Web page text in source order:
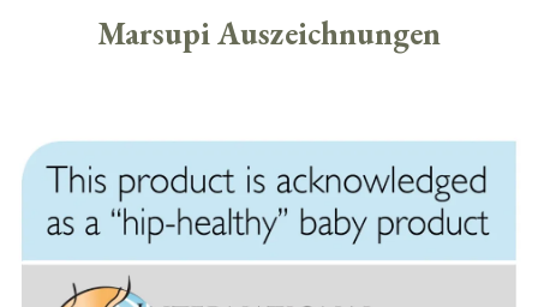
Marsupi Auszeichnungen